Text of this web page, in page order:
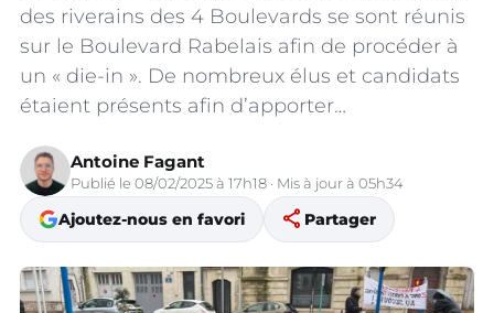
des riverains des 4 Boulevards se sont réunis
sur le Boulevard Rabelais afin de procéder à
un « die-in ». De nombreux élus et candidats
étaient présents afin d’apporter…
Antoine Fagant
Publié le 08/02/2025 à 17h18 · Mis à jour à 05h34
Ajoutez-nous en favori share Partager